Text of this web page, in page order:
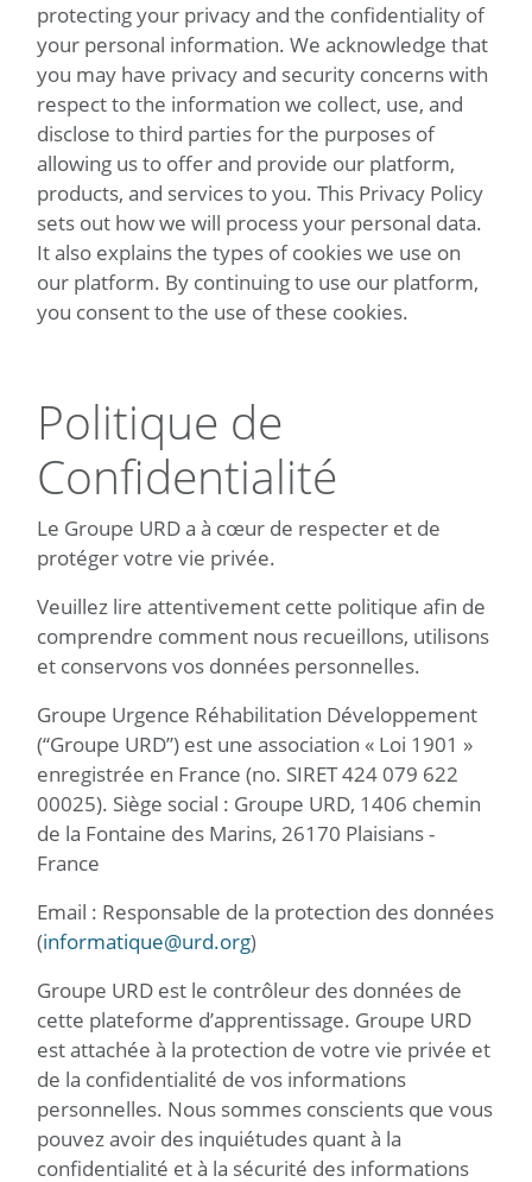
protecting your privacy and the confidentiality of
your personal information. We acknowledge that
you may have privacy and security concerns with
respect to the information we collect, use, and
disclose to third parties for the purposes of
allowing us to offer and provide our platform,
products, and services to you. This Privacy Policy
sets out how we will process your personal data.
It also explains the types of cookies we use on
our platform. By continuing to use our platform,
you consent to the use of these cookies.
Politique de
Confidentialité
Le Groupe URD a à cœur de respecter et de
protéger votre vie privée.
Veuillez lire attentivement cette politique afin de
comprendre comment nous recueillons, utilisons
et conservons vos données personnelles.
Groupe Urgence Réhabilitation Développement
(“Groupe URD”) est une association « Loi 1901 »
enregistrée en France (no. SIRET 424 079 622
00025). Siège social : Groupe URD, 1406 chemin
de la Fontaine des Marins, 26170 Plaisians -
France
Email : Responsable de la protection des données
(informatique@urd.org)
Groupe URD est le contrôleur des données de
cette plateforme d’apprentissage. Groupe URD
est attachée à la protection de votre vie privée et
de la confidentialité de vos informations
personnelles. Nous sommes conscients que vous
pouvez avoir des inquiétudes quant à la
confidentialité et à la sécurité des informations